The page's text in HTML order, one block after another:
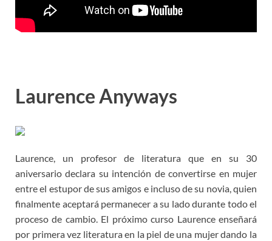
Laurence Anyways
Laurence, un profesor de literatura que en su 30
aniversario declara su intención de convertirse en mujer
entre el estupor de sus amigos e incluso de su novia, quien
finalmente aceptará permanecer a su lado durante todo el
proceso de cambio. El próximo curso Laurence enseñará
por primera vez literatura en la piel de una mujer dando la